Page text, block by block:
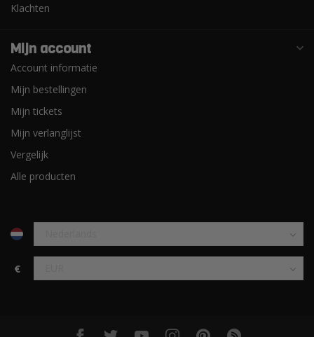
Klachten
Mijn account
Account informatie
Mijn bestellingen
Mijn tickets
Mijn verlanglijst
Vergelijk
Alle producten
€